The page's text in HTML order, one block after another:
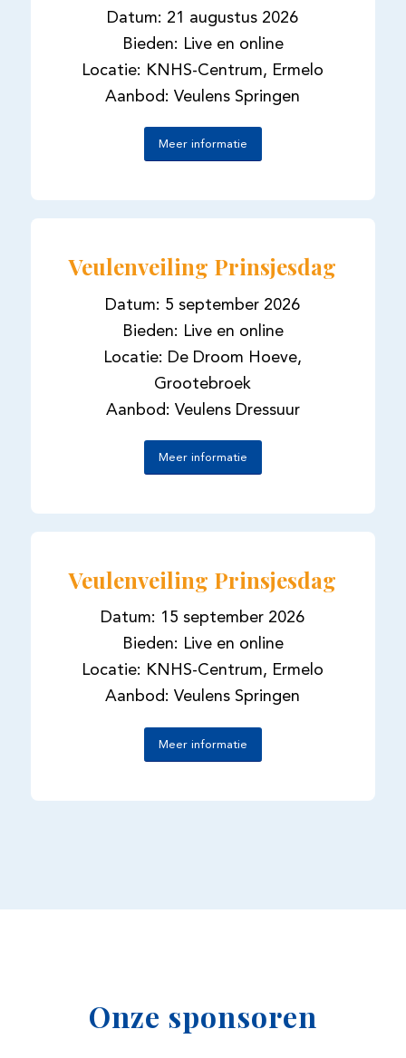
Datum: 21 augustus 2026
Bieden: Live en online
Locatie: KNHS-Centrum, Ermelo
Aanbod: Veulens Springen
Meer informatie
Veulenveiling Prinsjesdag
Datum: 5 september 2026
Bieden: Live en online
Locatie: De Droom Hoeve,
Grootebroek
Aanbod: Veulens Dressuur
Meer informatie
Veulenveiling Prinsjesdag
Datum: 15 september 2026
Bieden: Live en online
Locatie: KNHS-Centrum, Ermelo
Aanbod: Veulens Springen
Meer informatie
Onze sponsoren